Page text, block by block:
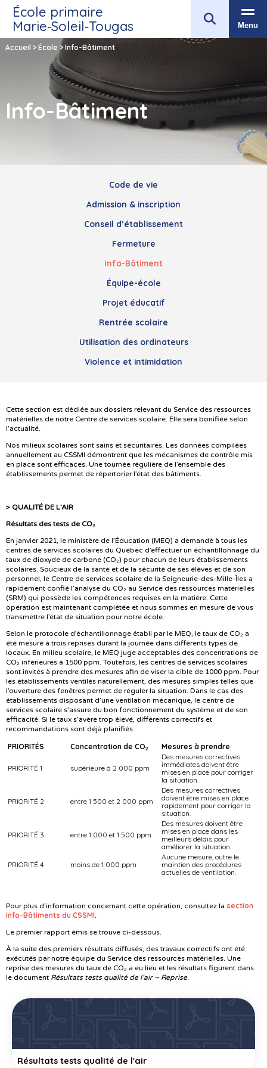
École primaire
Marie‑Soleil‑Tougas
Menu
Accueil > École > Info-Bâtiment
Info-Bâtiment
Code de vie
Admission & inscription
Conseil d’établissement
Fermeture
Info-Bâtiment
Équipe-école
Projet éducatif
Rentrée scolaire
Utilisation des ordinateurs
Violence et intimidation
Cette section est dédiée aux dossiers relevant du Service des ressources
matérielles de notre Centre de services scolaire. Elle sera bonifiée selon
l’actualité.
Nos milieux scolaires sont sains et sécuritaires. Les données compilées
annuellement au CSSMI démontrent que les mécanismes de contrôle mis
en place sont efficaces. Une tournée régulière de l’ensemble des
établissements permet de répertorier l’état des bâtiments.
> QUALITÉ DE L’AIR
Résultats des tests de CO₂
En janvier 2021, le ministère de l’Éducation (MEQ) a demandé à tous les
centres de services scolaires du Québec d’effectuer un échantillonnage du
taux de dioxyde de carbone (CO₂) pour chacun de leurs établissements
scolaires. Soucieux de la santé et de la sécurité de ses élèves et de son
personnel, le Centre de services scolaire de la Seigneurie-des-Mille-Îles a
rapidement confié l’analyse du CO₂ au Service des ressources matérielles
(SRM) qui possède les compétences requises en la matière. Cette
opération est maintenant complétée et nous sommes en mesure de vous
transmettre l’état de situation pour notre école.
Selon le protocole d’échantillonnage établi par le MEQ, le taux de CO₂ a
été mesuré à trois reprises durant la journée dans différents types de
locaux. En milieu scolaire, le MEQ juge acceptables des concentrations de
CO₂ inférieures à 1500 ppm. Toutefois, les centres de services scolaires
sont invités à prendre des mesures afin de viser la cible de 1000 ppm. Pour
les établissements ventilés naturellement, des mesures simples telles que
l’ouverture des fenêtres permet de réguler la situation. Dans le cas des
établissements disposant d’une ventilation mécanique, le centre de
services scolaire s’assure du bon fonctionnement du système et de son
efficacité. Si le taux s’avère trop élevé, différents correctifs et
recommandations sont déjà planifiés.
PRIORITÉS Concentration de CO2 Mesures à prendre
PRIORITÉ 1 supérieure à 2 000 ppm
Des mesures correctives
immédiates doivent être
mises en place pour corriger
la situation.
PRIORITÉ 2 entre 1 500 et 2 000 ppm
Des mesures correctives
doivent être mises en place
rapidement pour corriger la
situation.
PRIORITÉ 3 entre 1 000 et 1 500 ppm
Des mesures doivent être
mises en place dans les
meilleurs délais pour
améliorer la situation.
PRIORITÉ 4
moins de 1 000 ppm
Aucune mesure, outre le
maintien des procédures
actuelles de ventilation.
Pour plus d’information concernant cette opération, consultez la section
Info-Bâtiments du CSSMI.
Le premier rapport émis se trouve ci-dessous.
À la suite des premiers résultats diffusés, des travaux correctifs ont été
exécutés par notre équipe du Service des ressources matérielles. Une
reprise des mesures du taux de CO₂ a eu lieu et les résultats figurent dans
le document Résultats tests qualité de l’air – Reprise.
Résultats tests qualité de l'air